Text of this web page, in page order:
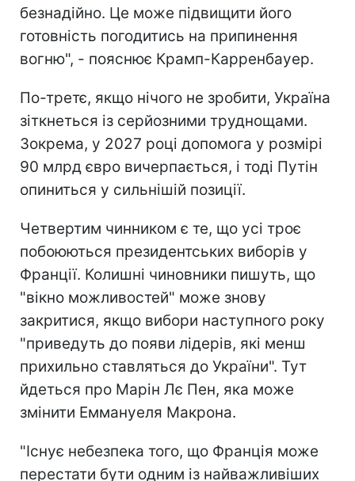
безнадійно. Це може підвищити його
готовність погодитись на припинення
вогню", - пояснює Крамп-Карренбауер.
По-третє, якщо нічого не зробити, Україна
зіткнеться із серйозними труднощами.
Зокрема, у 2027 році допомога у розмірі
90 млрд євро вичерпається, і тоді Путін
опиниться у сильнішій позиції.
Четвертим чинником є те, що усі троє
побоюються президентських виборів у
Франції. Колишні чиновники пишуть, що
"вікно можливостей" може знову
закритися, якщо вибори наступного року
"приведуть до появи лідерів, які менш
прихильно ставляться до України". Тут
йдеться про Марін Лє Пен, яка може
змінити Еммануеля Макрона.
"Існує небезпека того, що Франція може
перестати бути одним із найважливіших